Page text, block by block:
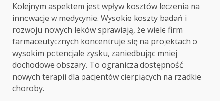
Kolejnym aspektem jest wpływ kosztów leczenia na
innowacje w medycynie. Wysokie koszty badań i
rozwoju nowych leków sprawiają, że wiele firm
farmaceutycznych koncentruje się na projektach o
wysokim potencjale zysku, zaniedbując mniej
dochodowe obszary. To ogranicza dostępność
nowych terapii dla pacjentów cierpiących na rzadkie
choroby.